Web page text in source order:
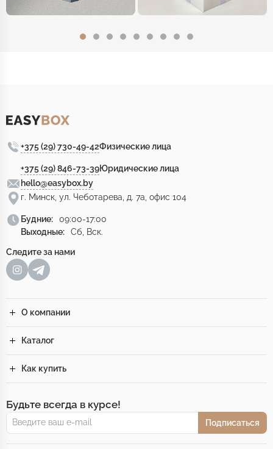
+375 (29) 730-49-42Физические лица
+375 (29) 846-73-39Юридические лица
hello@easybox.by
г. Минск, ул. Чеботарева, д. 7а, офис 104
Будние:
09:00-17:00
Выходные:
Сб, Вск.
Следите за нами
О компании
Каталог
Как купить
Будьте всегда в курсе!
Подписаться